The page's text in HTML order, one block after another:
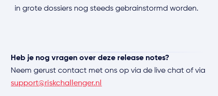
in grote dossiers nog steeds gebrainstormd worden.
Heb je nog vragen over deze release notes?
Neem gerust contact met ons op via de live chat of via
support@riskchallenger.nl